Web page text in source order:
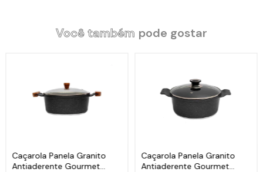
Você também pode gostar
Caçarola Panela Granito
Antiaderente Gourmet
Caçarola Panela Granito
Antiaderente Gourmet